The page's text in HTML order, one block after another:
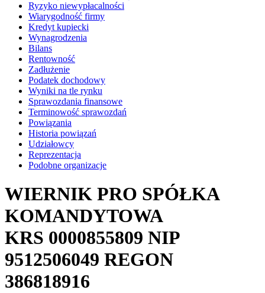
Ryzyko niewypłacalności
Wiarygodność firmy
Kredyt kupiecki
Wynagrodzenia
Bilans
Rentowność
Zadłużenie
Podatek dochodowy
Wyniki na tle rynku
Sprawozdania finansowe
Terminowość sprawozdań
Powiązania
Historia powiązań
Udziałowcy
Reprezentacja
Podobne organizacje
WIERNIK PRO SPÓŁKA
KOMANDYTOWA
KRS 0000855809 NIP
9512506049 REGON
386818916